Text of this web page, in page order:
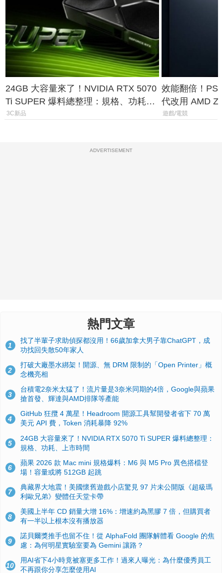
24GB 大容量來了！NVIDIA RTX 5070
Ti SUPER 爆料總整理：規格、功耗、
上市時間
3C新品
效能翻倍！
代改用 AMD
120fps 與全光
遊戲/電競
ADVERTISEMENT
熱門文章
1
找了半輩子求助偵探都沒用！66歲加拿大男子靠ChatGPT，成
功找回失散50年家人
2
打破大廠墨水綁架！開源、無 DRM 限制的「Open Printer」概
念機亮相
3
台積電2奈米太猛了！流片量是3奈米同期的4倍，Google與蘋果
搶首發、輝達與AMD排隊等產能
4
GitHub 狂攬 4 萬星！Headroom 開源工具幫開發者省下 70 萬
美元 API 費，Token 消耗暴降 92%
5
24GB 大容量來了！NVIDIA RTX 5070 Ti SUPER 爆料總整理：
規格、功耗、上市時間
6
蘋果 2026 款 Mac mini 規格爆料：M6 與 M5 Pro 異色搭檔登
場！容量或將 512GB 起跳
7
典藏界大地震！美國懷舊遊戲小店驚見 97 片未公開版《超級瑪
利歐兄弟》變體任天堂卡帶
8
美國上半年 CD 銷量大增 16%：增速約為黑膠 7 倍，但購買者
有一半以上根本沒有播放器
9
諾貝爾獎推手也留不住！從 AlphaFold 團隊解體看 Google 的焦
慮：為何明星實驗室要為 Gemini 讓路？
10
用AI省下4小時竟被塞更多工作！過來人曝光：為什麼優秀員工
不再跟你分享怎麼使用AI